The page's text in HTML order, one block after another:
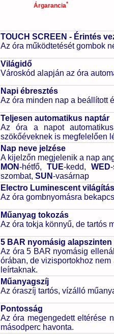
Árgarancia*
TOUCH SCREEN - Érintés
Az óra működtetését gombok
Világidő
Városkód alapján az óra
Napi ébresztés
Az óra minden nap a beállított
Teljesen automatikus naptár
Az óra a napot
szökőéveknek is megfelelően
Nap neve jelzése
A kijelzőn megjelenik a nap
MON-hétfő, TUE-kedd, WED
szombat, SUN-vasárnap
Electro Luminescent világítás
Az óra gombnyomásra
Műanyag tokozás
Az óra tokja könnyű, de tartós
5 BAR nyomásig alapszinten
Az óra 5 BAR nyomásig
órában, de vizisportokhoz
leírtaknak.
Műanyagszíj
Az óraszíj tartós, vízálló
Pontosság
Az óra megengedett eltérése
másodperc havonta.